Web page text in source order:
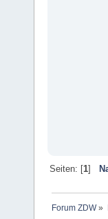
Seiten: [1]
Forum ZDW»